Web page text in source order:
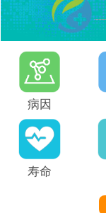
病因
寿命